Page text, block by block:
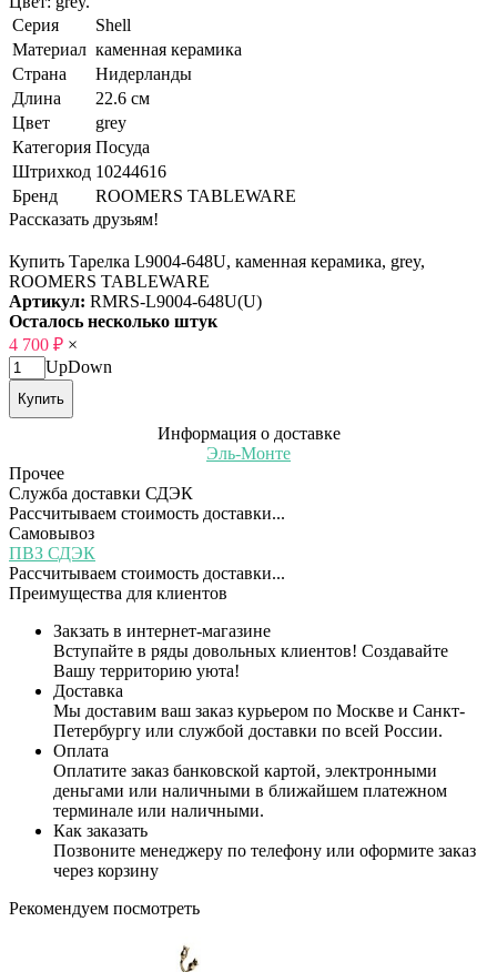
Серия
Shell
Материал каменная керамика
Страна
Нидерланды
Длина
22.6 см
Цвет
grey
Категория Посуда
Штрихкод 10244616
Бренд
ROOMERS TABLEWARE
Рассказать друзьям!
Купить Тарелка L9004-648U, каменная керамика, grey,
ROOMERS TABLEWARE
Артикул: RMRS-L9004-648U(U)
Осталось несколько штук
4 700 ₽ ×
UpDown
Купить
Информация о доставке
Эль-Монте
Прочее
Служба доставки СДЭК
Рассчитываем стоимость доставки...
Самовывоз
ПВЗ СДЭК
Рассчитываем стоимость доставки...
Преимущества для клиентов
Закзать в интернет-магазине
Вступайте в ряды довольных клиентов! Создавайте
Вашу территорию уюта!
Доставка
Мы доставим ваш заказ курьером по Москве и Санкт-
Петербургу или службой доставки по всей России.
Оплата
Оплатите заказ банковской картой, электронными
деньгами или наличными в ближайшем платежном
терминале или наличными.
Как заказать
Позвоните менеджеру по телефону или оформите заказ
через корзину
Рекомендуем посмотреть